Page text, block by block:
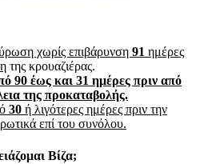
χωρίς επιβάρυνση 91 ημέρες
της κρουαζιέρας.
90 έως και 31 ημέρες πριν από
της προκαταβολής.
30 ή λιγότερες ημέρες πριν την
επί του συνόλου.
Βίζα;